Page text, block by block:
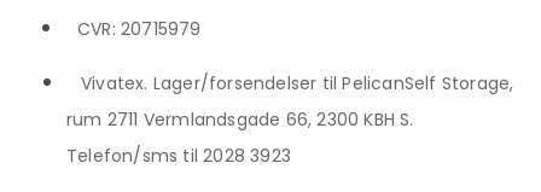
CVR: 20715979
Vivatex. Lager/forsendelser til PelicanSelf Storage,
rum 2711 Vermlandsgade 66, 2300 KBH S.
Telefon/sms til 2028 3923